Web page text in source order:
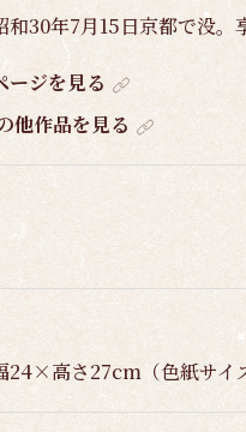
和30年7月15日京都で没。
ージを見る
他作品を見る
24×高さ27cm（色紙サイ